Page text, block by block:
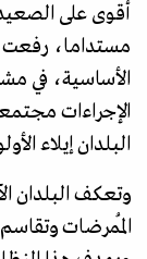
أقوى على
مستداما، رفعت
الأساسية، في
الإجراءات
البلدان إيلاء
وتعكف البلدان
المُمرضات